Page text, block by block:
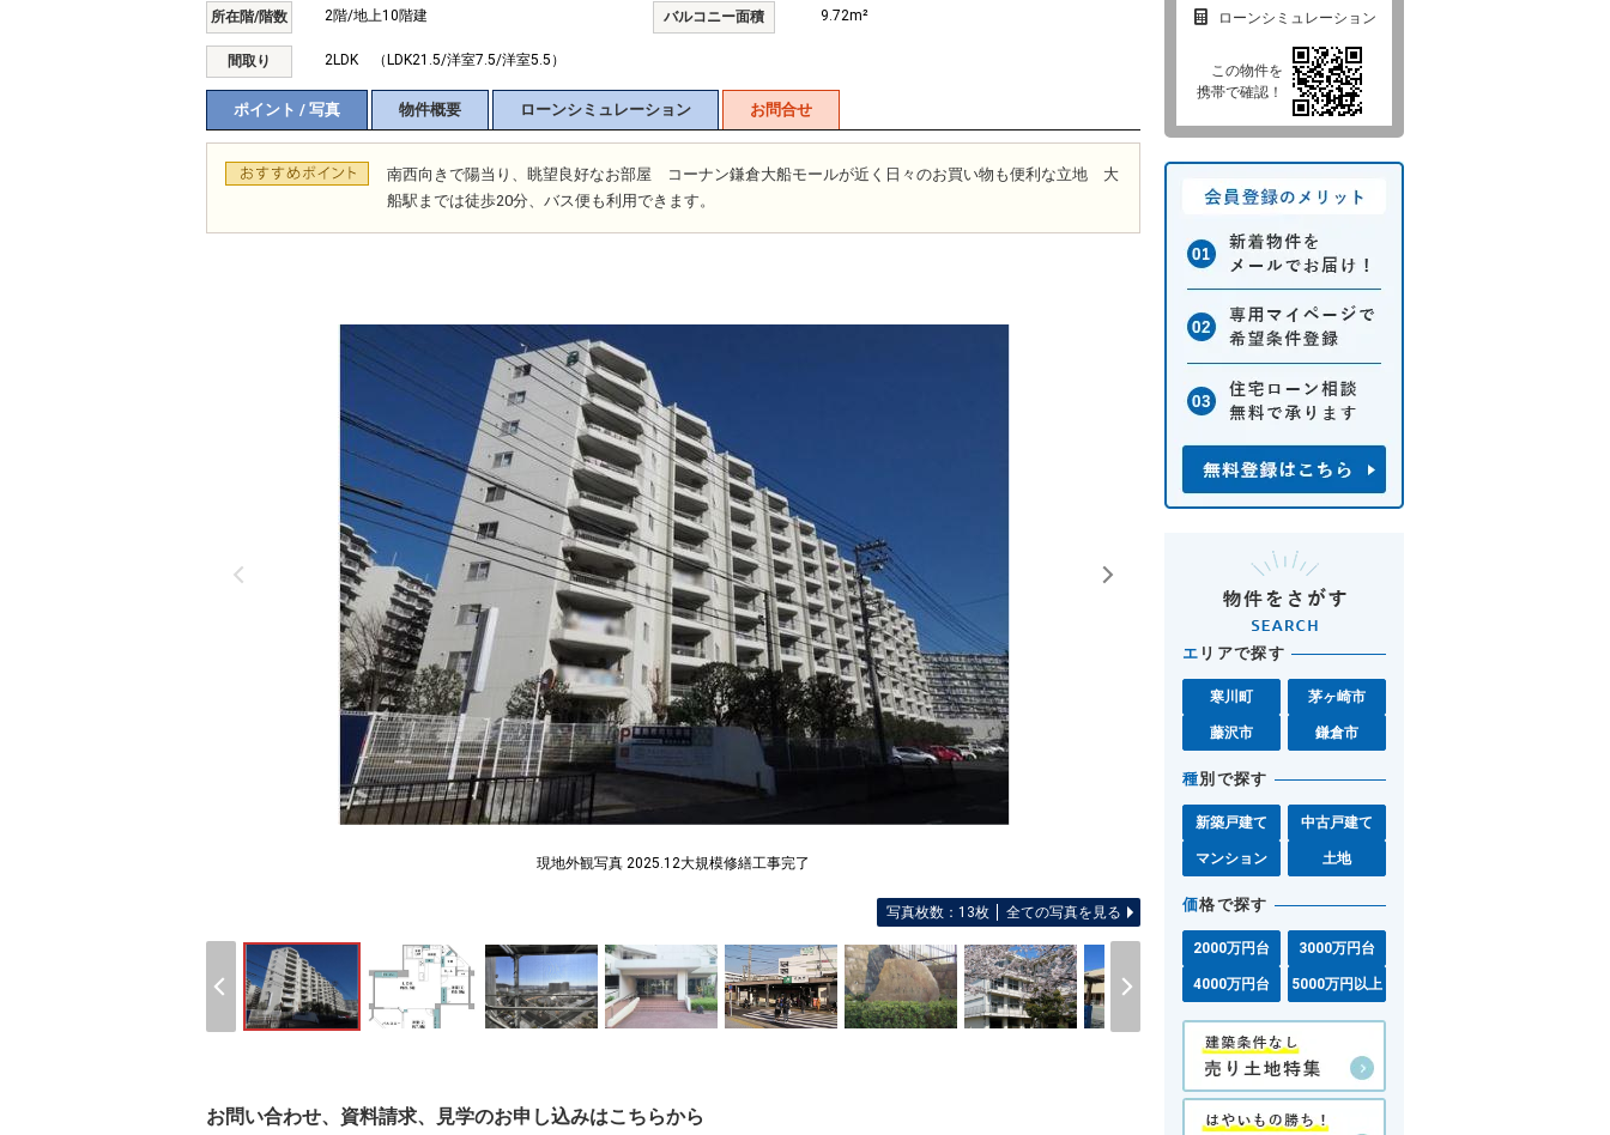
所在階/階数 2階/地上10階建 バルコニー面積 9.72m²
間取り 2LDK （LDK21.5/洋室7.5/洋室5.5）
ポイント / 写真 物件概要 ローンシミュレーション お問合せ
南西向きで陽当り、眺望良好なお部屋 コーナン鎌倉大船モールが近く日々のお買い物も便利な立地 大
船駅までは徒歩20分、バス便も利用できます。
現地外観写真 2025.12大規模修繕工事完了
写真枚数：13枚 全ての写真を見る
お問い合わせ、資料請求、見学のお申し込みはこちらから
ローンシミュレーション
この物件を
携帯で確認！
エ リアで探す
寒川町 茅ヶ崎市
藤沢市 鎌倉市
種別で探す
新築戸建て 中古戸建て
マンション 土地
価格で探す
2000万円台 3000万円台
4000万円台 5000万円以上